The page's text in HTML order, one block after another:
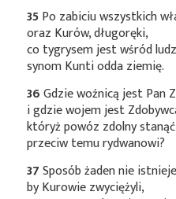
35Po zabiciu wszystkich
oraz Kurów, długoręki,
co tygrysem jest wśród
synom Kunti odda ziemię.
36Gdzie woźnicą jest Pan
i gdzie wojem jest
któryż powóz zdolny stanąć
przeciw temu rydwanowi?
37Sposób żaden nie
by Kurowie zwyciężyli,